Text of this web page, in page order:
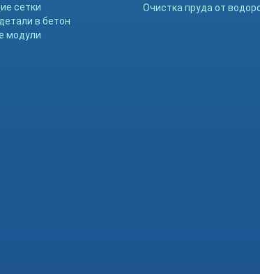
сетки
в бетон
модули
Очистка пруда от